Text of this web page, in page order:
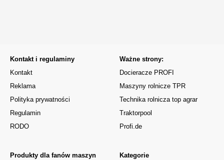
Kontakt i regulaminy
Kontakt
Reklama
Polityka prywatności
Regulamin
RODO
Kategorie
Produkty dla fanów maszyn
Ważne strony:
Docieracze PROFI
Maszyny rolnicze TPR
Technika rolnicza top agrar
Traktorpool
Profi.de